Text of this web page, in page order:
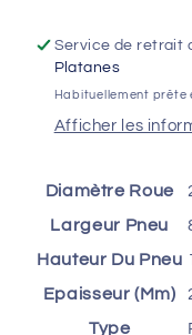
80/100-
-
2.4
-
2.4
Service de retrait
Platanes
Habituellement prête
Afficher les
Diamètre Roue
Largeur Pneu
Hauteur Du Pneu
Epaisseur (Mm)
Type